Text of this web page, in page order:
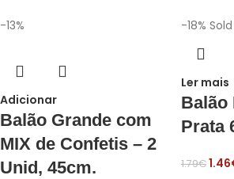
-13%
Adicionar
Balão Grande com
MIX de Confetis – 2
Unid, 45cm.
-18%
Ler mais
Balão
Prata
1.79€1.46